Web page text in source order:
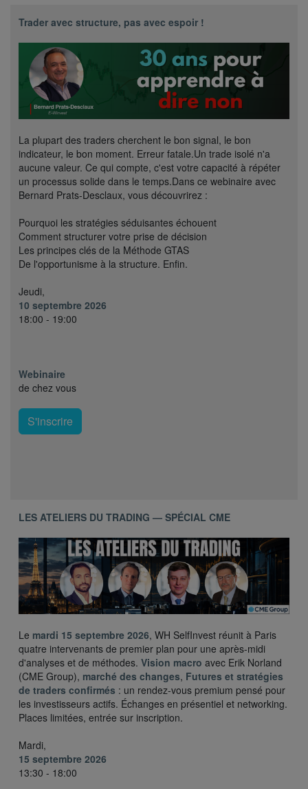
Trader avec structure, pas avec espoir !
La plupart des traders cherchent le bon signal, le bon
indicateur, le bon moment. Erreur fatale.Un trade isolé n'a
aucune valeur. Ce qui compte, c'est votre capacité à répéter
un processus solide dans le temps.Dans ce webinaire avec
Bernard Prats-Desclaux, vous découvrirez :
Pourquoi les stratégies séduisantes échouent
Comment structurer votre prise de décision
Les principes clés de la Méthode GTAS
De l'opportunisme à la structure. Enfin.
Jeudi,
10 septembre 2026
18:00 - 19:00
Webinaire
de chez vous
S'inscrire
LES ATELIERS DU TRADING — SPÉCIAL CME
Le mardi 15 septembre 2026, WH SelfInvest réunit à Paris
quatre intervenants de premier plan pour une après-midi
d'analyses et de méthodes. Vision macro avec Erik Norland
(CME Group), marché des changes, Futures et stratégies
de traders confirmés : un rendez-vous premium pensé pour
les investisseurs actifs. Échanges en présentiel et networking.
Places limitées, entrée sur inscription.
Mardi,
15 septembre 2026
13:30 - 18:00